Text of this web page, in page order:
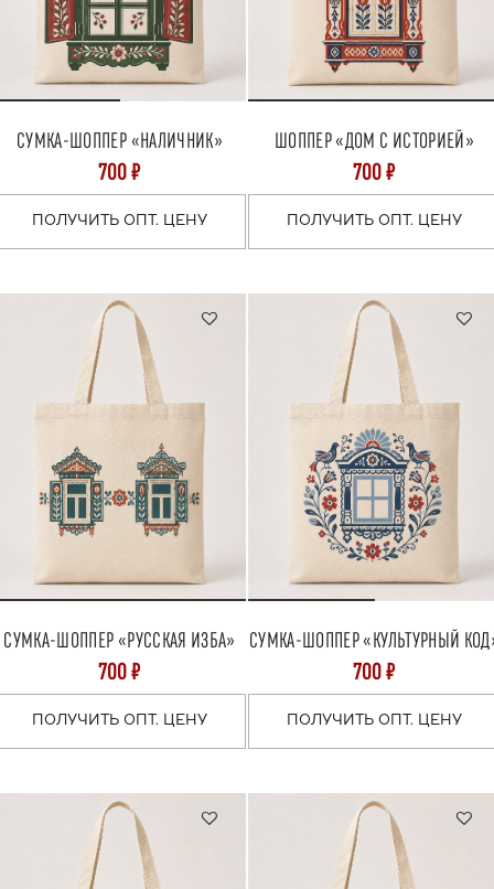
СУМКА-ШОППЕР «НАЛИЧНИК»
700 ₽
ПОЛУЧИТЬ ОПТ. ЦЕНУ
ШОППЕР «ДОМ С ИСТОРИЕЙ»
700 ₽
ПОЛУЧИТЬ ОПТ. ЦЕНУ
СУМКА-ШОППЕР «РУССКАЯ ИЗБА»
700 ₽
ПОЛУЧИТЬ ОПТ. ЦЕНУ
СУМКА-ШОППЕР «КУЛЬТУРНЫЙ
700 ₽
ПОЛУЧИТЬ ОПТ. ЦЕНУ